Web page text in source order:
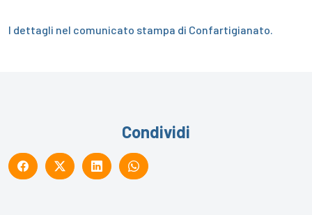
I dettagli nel comunicato stampa di Confartigianato.
Condividi